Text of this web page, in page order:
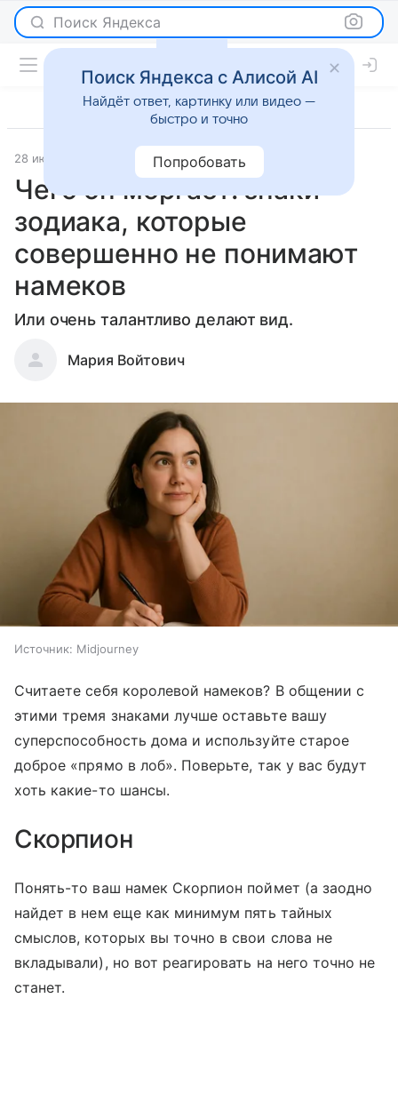
Поиск Яндекса
28 июля 2026 Леди Mail Гороскопы
Чего он моргает: знаки
зодиака, которые
совершенно не понимают
намеков
Или очень талантливо делают вид.
Мария Войтович
Источник: Midjourney
Считаете себя королевой намеков? В общении с
этими тремя знаками лучше оставьте вашу
суперспособность дома и используйте старое
доброе «прямо в лоб». Поверьте, так у вас будут
хоть какие-то шансы.
Скорпион
Понять-то ваш намек Скорпион поймет (а заодно
найдет в нем еще как минимум пять тайных
смыслов, которых вы точно в свои слова не
вкладывали), но вот реагировать на него точно не
станет.
Поиск Яндекса с Алисой AI
Найдёт ответ, картинку или видео —
быстро и точно
Попробовать